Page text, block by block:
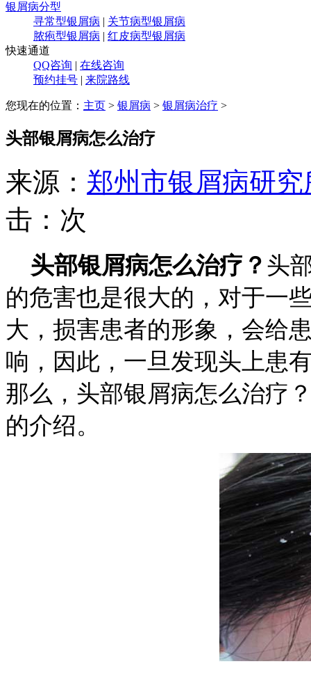
银屑病分型
寻常型银屑病 | 关节病型银屑病
脓疱型银屑病 | 红皮病型银屑病
快速通道
QQ咨询 | 在线咨询
预约挂号 | 来院路线
您现在的位置： 主页 > 银屑病 > 银屑病治疗 >
头部银屑病怎么治疗
来源： 郑州市银屑病研
击： 次
头部银屑病怎么治疗？ 头
的危害也是很大的，对于一
大，损害患者的形象，会给
响，因此，一旦发现头上患
那么，头部银屑病怎么治疗
的介绍。